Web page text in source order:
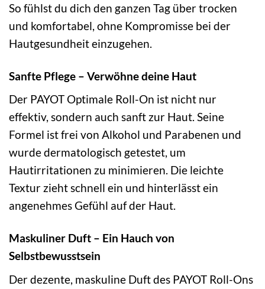
So fühlst du dich den ganzen Tag über trocken
und komfortabel, ohne Kompromisse bei der
Hautgesundheit einzugehen.
Sanfte Pflege – Verwöhne deine Haut
Der PAYOT Optimale Roll-On ist nicht nur
effektiv, sondern auch sanft zur Haut. Seine
Formel ist frei von Alkohol und Parabenen und
wurde dermatologisch getestet, um
Hautirritationen zu minimieren. Die leichte
Textur zieht schnell ein und hinterlässt ein
angenehmes Gefühl auf der Haut.
Maskuliner Duft – Ein Hauch von
Selbstbewusstsein
Der dezente, maskuline Duft des PAYOT Roll-Ons